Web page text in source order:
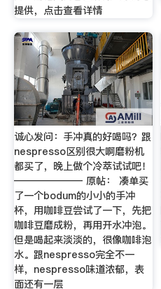
提供，点击查看详情
诚心发问：手冲真的好喝吗？跟
nespresso区别很大啊磨粉机
都买了，晚上做个冷萃试试吧！
——————— 原帖： 凑单买
了一个bodum的小小的手冲
杯，用咖啡豆尝试了一下，先把
咖啡豆磨成粉，再用开水冲泡。
但是喝起来淡淡的，很像咖啡泡
水。跟nespresso完全不一
样，nespresso味道浓郁，表
面还有一层